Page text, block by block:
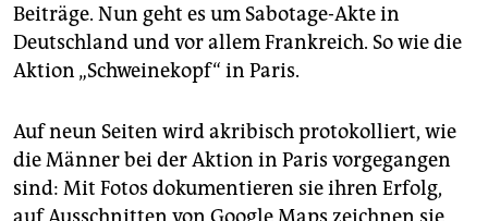
Beiträge. Nun geht es um Sabotage-Akte in
Deutschland und vor allem Frankreich. So wie die
Aktion „Schweinekopf“ in Paris.
Auf neun Seiten wird akribisch protokolliert, wie
die Männer bei der Aktion in Paris vorgegangen
sind: Mit Fotos dokumentieren sie ihren Erfolg,